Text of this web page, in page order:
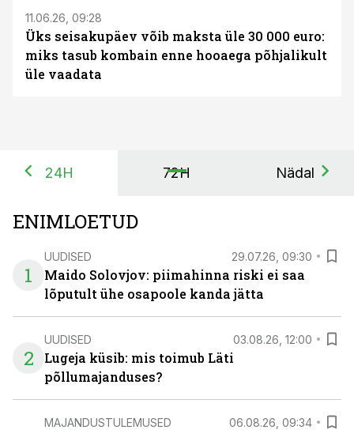
11.06.26, 09:28
Üks seisakupäev võib maksta üle 30 000 euro:
miks tasub kombain enne hooaega põhjalikult
üle vaadata
24H 72H Nädal
ENIMLOETUD
1
UUDISED 29.07.26, 09:30
Maido Solovjov: piimahinna riski ei saa
lõputult ühe osapoole kanda jätta
2
UUDISED 03.08.26, 12:00
Lugeja küsib: mis toimub Läti
põllumajanduses?
MAJANDUSTULEMUSED 06.08.26, 09:34